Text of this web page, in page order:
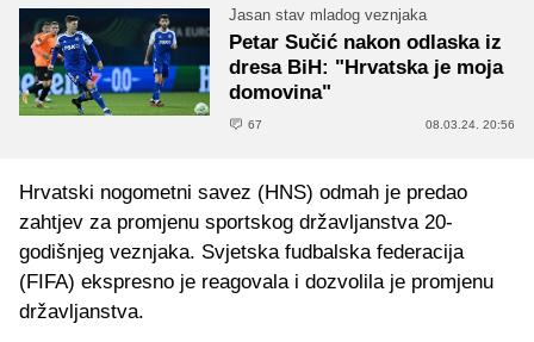
Jasan stav mladog veznjaka
Petar Sučić nakon odlaska iz
dresa BiH: "Hrvatska je moja
domovina"
67 08.03.24. 20:56
Hrvatski nogometni savez (HNS) odmah je predao
zahtjev za promjenu sportskog državljanstva 20-
godišnjeg veznjaka. Svjetska fudbalska federacija
(FIFA) ekspresno je reagovala i dozvolila je promjenu
državljanstva.